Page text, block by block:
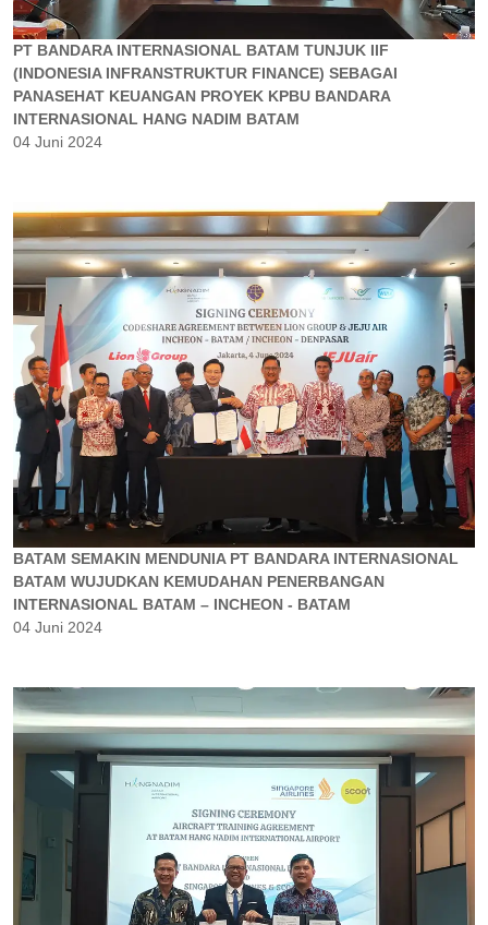
PT BANDARA INTERNASIONAL BATAM TUNJUK IIF
(INDONESIA INFRANSTRUKTUR FINANCE) SEBAGAI
PANASEHAT KEUANGAN PROYEK KPBU BANDARA
INTERNASIONAL HANG NADIM BATAM
04 Juni 2024
BATAM SEMAKIN MENDUNIA PT BANDARA INTERNASIONAL
BATAM WUJUDKAN KEMUDAHAN PENERBANGAN
INTERNASIONAL BATAM – INCHEON - BATAM
04 Juni 2024